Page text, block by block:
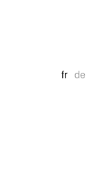
fr de